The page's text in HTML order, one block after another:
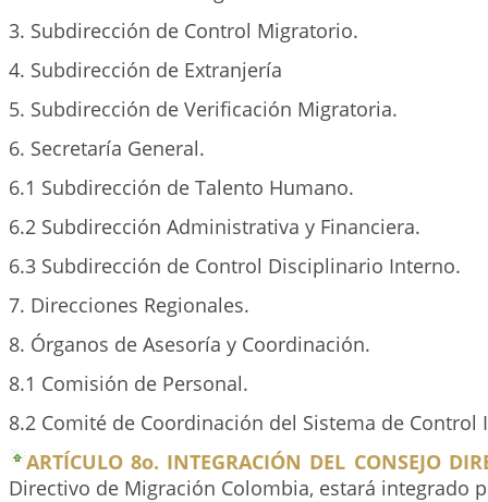
3. Subdirección de Control Migratorio.
4. Subdirección de Extranjería
5. Subdirección de Verificación Migratoria.
6. Secretaría General.
6.1 Subdirección de Talento Humano.
6.2 Subdirección Administrativa y Financiera.
6.3 Subdirección de Control Disciplinario Interno.
7. Direcciones Regionales.
8. Órganos de Asesoría y Coordinación.
8.1 Comisión de Personal.
8.2 Comité de Coordinación del Sistema de Control
ARTÍCULO 8o. INTEGRACIÓN DEL CONSEJO
Directivo de Migración Colombia, estará integrado